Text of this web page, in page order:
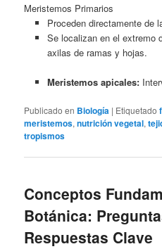
Meristemos Primarios
Proceden directamente de
Se localizan en el extremo
axilas de ramas y hojas.
Meristemos apicales:
Publicado en Biología | Etiquetado
meristemos,nutrición vegetal,
tropismos
Conceptos
Botánica:
Respuestas Clave